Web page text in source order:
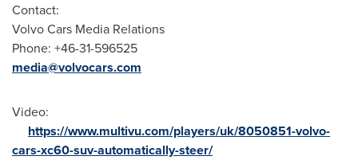
Contact:
Volvo Cars Media Relations
Phone: +46-31-596525
media@volvocars.com
Video:
https://www.multivu.com/players/uk/8050851-volvo-
cars-xc60-suv-automatically-steer/